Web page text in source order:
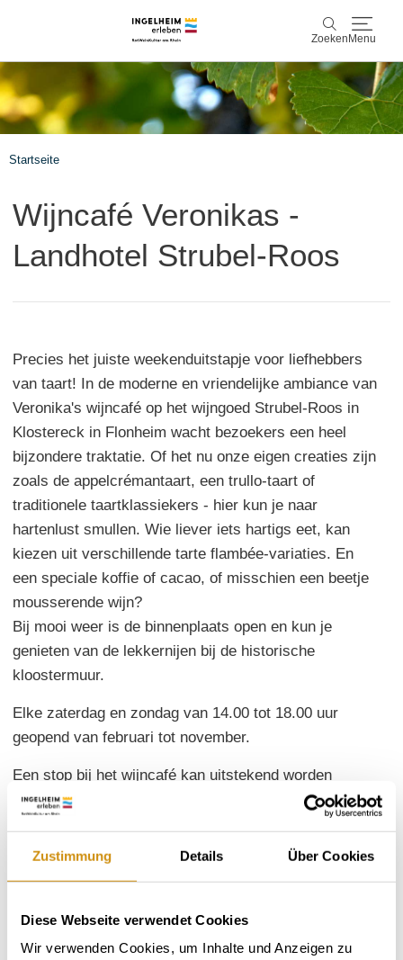
Zustimmung Details Über Cookies
Diese Webseite verwendet Cookies
Wir verwenden Cookies, um Inhalte und Anzeigen zu
Zoeken Menu
Zoeken
Ontdek & ervaar
Plan & Book
Startseite
Wijncafé Veronikas -
Landhotel Strubel-Roos
Precies het juiste weekenduitstapje voor liefhebbers
van taart! In de moderne en vriendelijke ambiance van
Veronika's wijncafé op het wijngoed Strubel-Roos in
Klostereck in Flonheim wacht bezoekers een heel
bijzondere traktatie. Of het nu onze eigen creaties zijn
zoals de appelcrémantaart, een trullo-taart of
traditionele taartklassiekers - hier kun je naar
hartenlust smullen. Wie liever iets hartigs eet, kan
kiezen uit verschillende tarte flambée-variaties. En
een speciale koffie of cacao, of misschien een beetje
mousserende wijn?
Bij mooi weer is de binnenplaats open en kun je
genieten van de lekkernijen bij de historische
kloostermuur.
Elke zaterdag en zondag van 14.00 tot 18.00 uur
geopend van februari tot november.
Een stop bij het wijncafé kan uitstekend worden
gecombineerd met de Hiwweltour Aulheimer Tal.